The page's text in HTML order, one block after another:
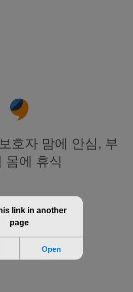
호자 맘에 안심, 부
몸에 휴식